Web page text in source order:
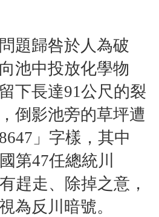
題歸咎於人為破
池中投放化學物
下長達91公尺的裂
倒影池旁的草坪遭
」字樣，其中
第47任總統川
趕走、除掉之意，
為反川暗號。